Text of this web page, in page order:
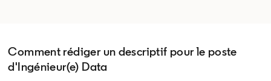
Comment rédiger un descriptif pour le poste
d'Ingénieur(e) Data